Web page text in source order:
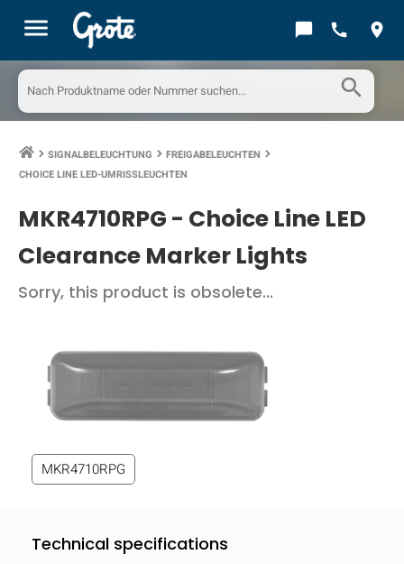
menu chat_bubble call location_on
search
keyboard_arrow_right SIGNALBELEUCHTUNG keyboard_arrow_right FREIGABELEUCHTEN keyboard_arrow_right
CHOICE LINE LED-UMRISSLEUCHTEN
MKR4710RPG - Choice Line LED
Clearance Marker Lights
Sorry, this product is obsolete...
MKR4710RPG
Technical specifications